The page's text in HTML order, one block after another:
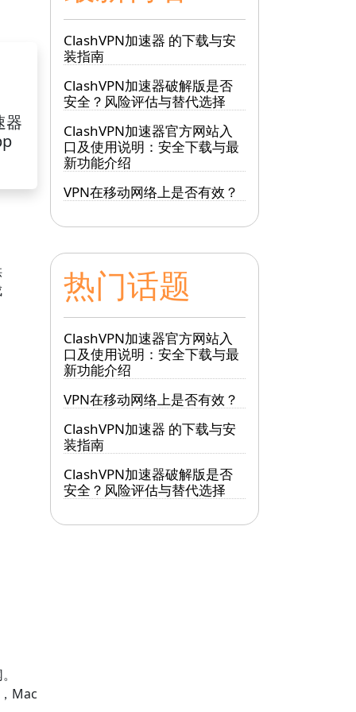
器
Mac
ClashVPN加速器 的下载与安
装指南
ClashVPN加速器破解版是否
安全？风险评估与替代选择
ClashVPN加速器官方网站入
口及使用说明：安全下载与最
新功能介绍
VPN在移动网络上是否有效？
热门话题
ClashVPN加速器官方网站入
口及使用说明：安全下载与最
新功能介绍
VPN在移动网络上是否有效？
ClashVPN加速器 的下载与安
装指南
ClashVPN加速器破解版是否
安全？风险评估与替代选择